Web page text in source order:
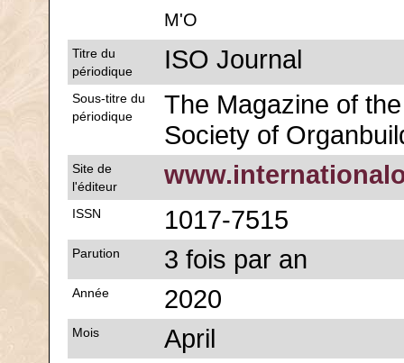
M'O
Titre du
périodique
ISO Journal
Sous-titre du
périodique
The Magazine of
Society of
Site de
l'éditeur
ISSN 1017-7515
Parution 3 fois par an
Année 2020
Mois April